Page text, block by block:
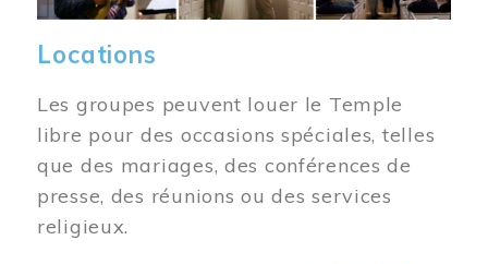
Locations
Les groupes peuvent louer le Temple
libre pour des occasions spéciales, telles
que des mariages, des conférences de
presse, des réunions ou des services
religieux.